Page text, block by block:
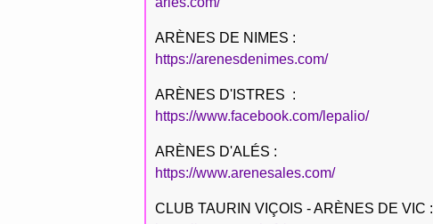
ARÈNES DE NIMES :
https://arenesdenimes.com/
ARÈNES D'ISTRES :
https://www.facebook.com/lepalio/
ARÈNES D'ALÉS :
https://www.arenesales.com/
CLUB TAURIN VIÇOIS - ARÈNES DE VIC :